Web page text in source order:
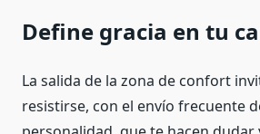
Define gracia en tu
La salida de la zona de confort
resistirse, con el envío frecuente